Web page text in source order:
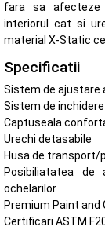
fara sa afecteze
interiorul cat si
material X-Static
Specificatii
Sistem de ajustare
Sistem de
Captuseala
Urechi detasabile
Husa de transport/
Posibiliatatea
ochelarilor
Premium Paint and
Certificari ASTM